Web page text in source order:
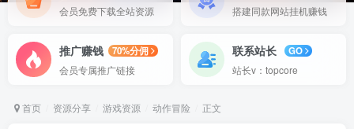
会员免费下载全站资源
搭建同款网站挂机赚钱
推广赚钱
70%分佣
会员专属推广链接
联系站长
GO
站长v：topcore
首页 资源分享 游戏资源 动作冒险 正文